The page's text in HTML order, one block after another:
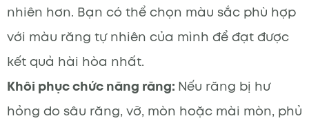
nhiên hơn. Bạn có thể chọn màu sắc phù hợp
với màu răng tự nhiên của mình để đạt được
kết quả hài hòa nhất.
Khôi phục chức năng răng: Nếu răng bị hư
hỏng do sâu răng, vỡ, mòn hoặc mài mòn, phủ